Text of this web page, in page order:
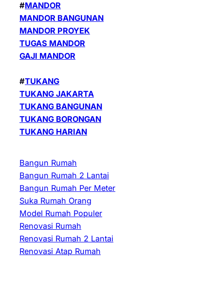
#MANDOR
MANDOR BANGUNAN
MANDOR PROYEK
TUGAS MANDOR
GAJI MANDOR
#TUKANG
TUKANG JAKARTA
TUKANG BANGUNAN
TUKANG BORONGAN
TUKANG HARIAN
Bangun Rumah
Bangun Rumah 2 Lantai
Bangun Rumah Per Meter
Suka Rumah Orang
Model Rumah Populer
Renovasi Rumah
Renovasi Rumah 2 Lantai
Renovasi Atap Rumah